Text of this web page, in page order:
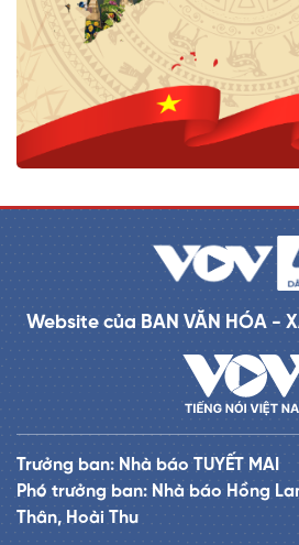
Website của BAN VĂN HÓA -
Trưởng ban: Nhà báo TUYẾT MAI
Phó trưởng ban: Nhà báo Hồng
Thân, Hoài Thu